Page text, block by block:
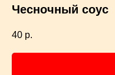
Чесночный соус
40 р.